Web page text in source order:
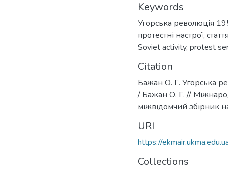
Keywords
Угорська революція
протестні настрої, стаття
Soviet activity, protest
Citation
Бажан О. Г. Угорська
/ Бажан О. Г. //
міжвідомчий збірник
URI
https://
Collections